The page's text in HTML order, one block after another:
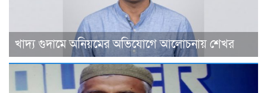
খাদ্য গুদামে অনিয়মের অভিযোগে আলোচনায় শেখর